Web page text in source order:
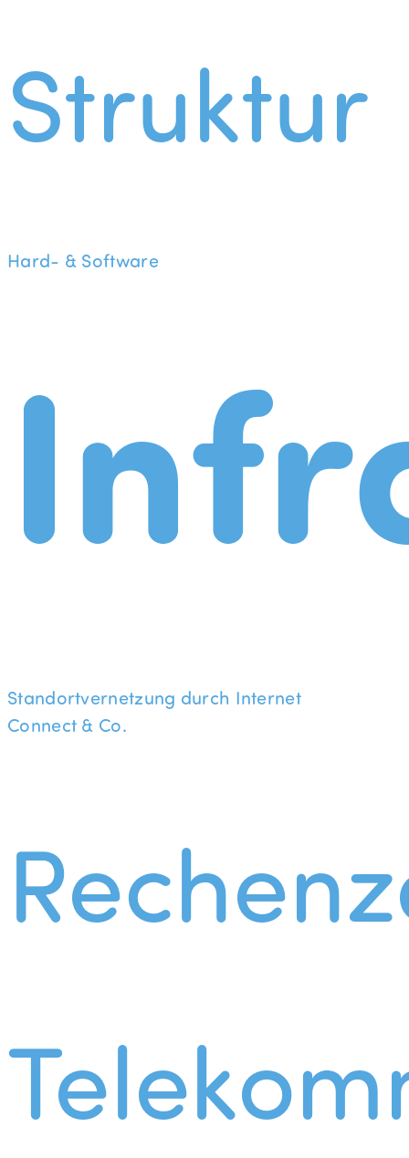
Struktur
Hard- & Software
Standortvernetzung durch Internet
Connect & Co.